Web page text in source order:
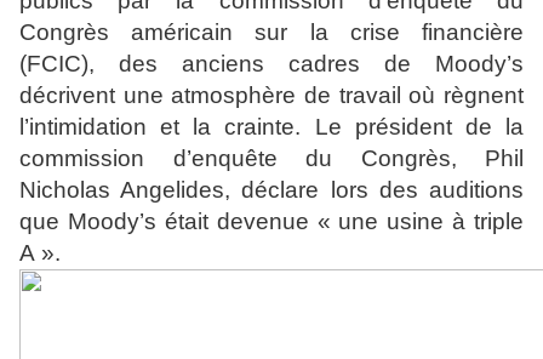
Congrès américain sur la crise financière
(FCIC), des anciens cadres de Moody’s
décrivent une atmosphère de travail où règnent
l’intimidation et la crainte. Le président de la
commission d’enquête du Congrès, Phil
Nicholas Angelides, déclare lors des auditions
que Moody’s était devenue « une usine à triple
A ».